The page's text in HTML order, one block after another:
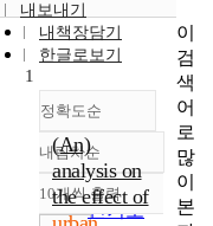
내보내기
내책장담기
한글로보기
정확도순
정확도
순
인기도
내림차순
내림차순
10개씩 출력
1
(An)
analysis on
the effect of
이
검
색
어
로
많
이
본